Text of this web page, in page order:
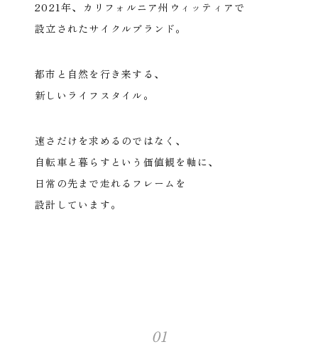
2021年、カリフォルニア州ウィッティアで
設立されたサイクルブランド。
都市と自然を行き来する、
新しいライフスタイル。
速さだけを求めるのではなく、
自転車と暮らすという価値観を軸に、
日常の先まで走れるフレームを
設計しています。
01